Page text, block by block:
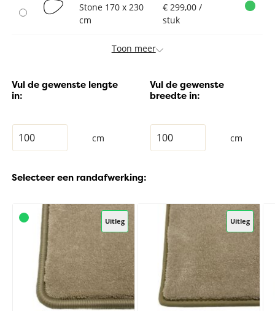
Stone 170 x 230
cm
€ 299,00 /
stuk
Toon meer
Vul de gewenste lengte
in:
cm
Vul de gewenste
breedte in:
cm
Selecteer een randafwerking:
Uitleg Uitleg